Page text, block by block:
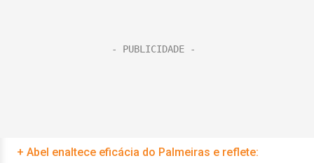
+ Abel enaltece eficácia do Palmeiras e reflete: